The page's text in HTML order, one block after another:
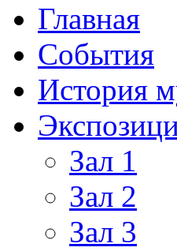
Главная
События
История
Зал 1
Зал 2
Зал 3